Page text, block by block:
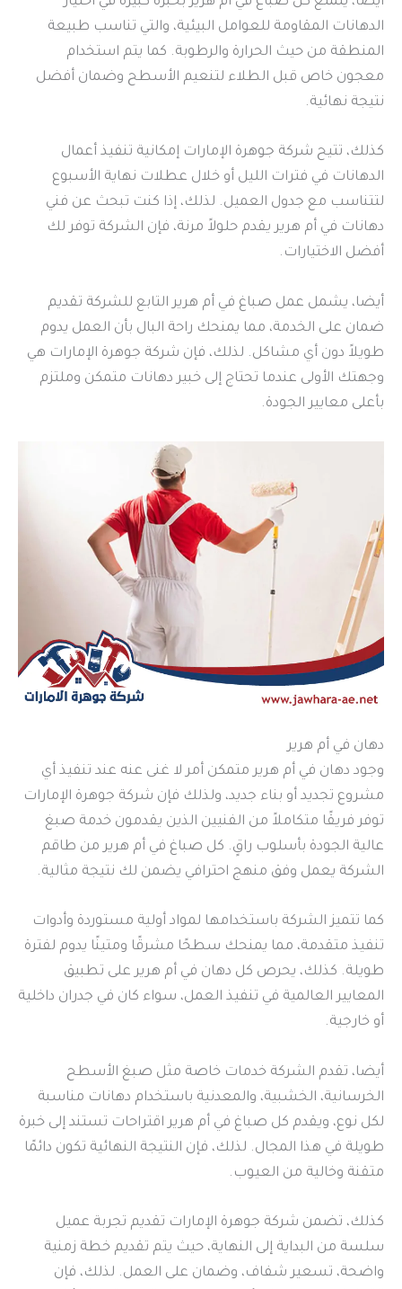
الدهانات المقاومة للعوامل البيئية، والتي تناسب طبيعة
المنطقة من حيث الحرارة والرطوبة. كما يتم استخدام
معجون خاص قبل الطلاء لتنعيم الأسطح وضمان أفضل
نتيجة نهائية.
كذلك، تتيح شركة جوهرة الإمارات إمكانية تنفيذ أعمال
الدهانات في فترات الليل أو خلال عطلات نهاية الأسبوع
لتتناسب مع جدول العميل. لذلك، إذا كنت تبحث عن فني
دهانات في أم هرير يقدم حلولاً مرنة، فإن الشركة توفر لك
أفضل الاختيارات.
أيضا، يشمل عمل صباغ في أم هرير التابع للشركة تقديم
ضمان على الخدمة، مما يمنحك راحة البال بأن العمل يدوم
طويلاً دون أي مشاكل. لذلك، فإن شركة جوهرة الإمارات هي
وجهتك الأولى عندما تحتاج إلى خبير دهانات متمكن وملتزم
بأعلى معايير الجودة.
دهان في أم هرير
وجود دهان في أم هرير متمكن أمر لا غنى عنه عند تنفيذ أي
مشروع تجديد أو بناء جديد، ولذلك فإن شركة جوهرة الإمارات
توفر فريقًا متكاملاً من الفنيين الذين يقدمون خدمة صبغ
عالية الجودة بأسلوب راقٍ. كل صباغ في أم هرير من طاقم
الشركة يعمل وفق منهج احترافي يضمن لك نتيجة مثالية.
كما تتميز الشركة باستخدامها لمواد أولية مستوردة وأدوات
تنفيذ متقدمة، مما يمنحك سطحًا مشرقًا ومتينًا يدوم لفترة
طويلة. كذلك، يحرص كل دهان في أم هرير على تطبيق
المعايير العالمية في تنفيذ العمل، سواء كان في جدران داخلية
أو خارجية.
أيضا، تقدم الشركة خدمات خاصة مثل صبغ الأسطح
الخرسانية، الخشبية، والمعدنية باستخدام دهانات مناسبة
لكل نوع، ويقدم كل صباغ في أم هرير اقتراحات تستند إلى خبرة
طويلة في هذا المجال. لذلك، فإن النتيجة النهائية تكون دائمًا
متقنة وخالية من العيوب.
كذلك، تضمن شركة جوهرة الإمارات تقديم تجربة عميل
سلسة من البداية إلى النهاية، حيث يتم تقديم خطة زمنية
واضحة، تسعير شفاف، وضمان على العمل. لذلك، فإن